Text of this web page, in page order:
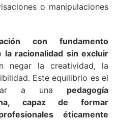
o manipulaciones
con fundamento
la racionalidad sin excluir
negar la creatividad, la
Este equilibrio es el
a una pedagogía
capaz de formar
éticamente